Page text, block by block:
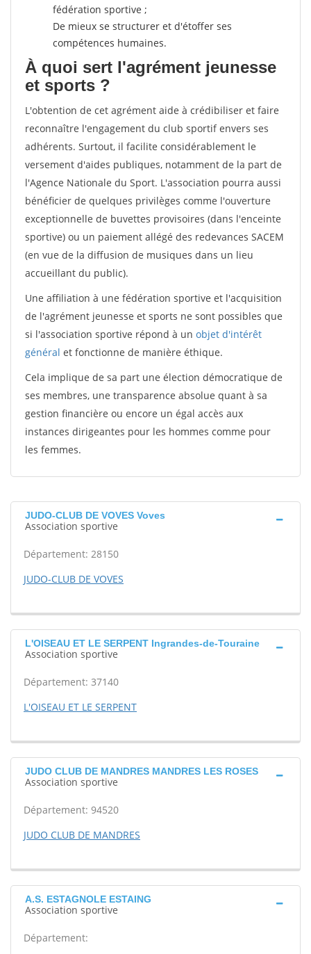
fédération sportive ;
De mieux se structurer et d'étoffer ses
compétences humaines.
À quoi sert l'agrément jeunesse
et sports ?
L'obtention de cet agrément aide à crédibiliser et faire
reconnaître l'engagement du club sportif envers ses
adhérents. Surtout, il facilite considérablement le
versement d'aides publiques, notamment de la part de
l'Agence Nationale du Sport. L'association pourra aussi
bénéficier de quelques privilèges comme l'ouverture
exceptionnelle de buvettes provisoires (dans l'enceinte
sportive) ou un paiement allégé des redevances SACEM
(en vue de la diffusion de musiques dans un lieu
accueillant du public).
Une affiliation à une fédération sportive et l'acquisition
de l'agrément jeunesse et sports ne sont possibles que
si l'association sportive répond à un objet d'intérêt
général et fonctionne de manière éthique.
Cela implique de sa part une élection démocratique de
ses membres, une transparence absolue quant à sa
gestion financière ou encore un égal accès aux
instances dirigeantes pour les hommes comme pour
les femmes.
JUDO-CLUB DE VOVES Voves
Association sportive
Département: 28150
JUDO-CLUB DE VOVES
L'OISEAU ET LE SERPENT Ingrandes-de-Touraine
Association sportive
Département: 37140
L'OISEAU ET LE SERPENT
JUDO CLUB DE MANDRES MANDRES LES ROSES
Association sportive
Département: 94520
JUDO CLUB DE MANDRES
A.S. ESTAGNOLE ESTAING
Association sportive
Département: